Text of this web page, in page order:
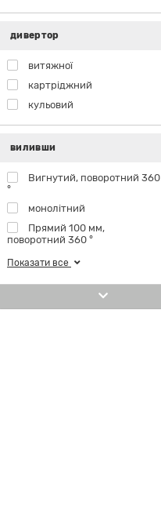
дивертор
витяжної
картріджний
кульовий
виливши
Вигнутий, поворотний 360
°
монолітний
Прямий 100 мм,
поворотний 360 °
Показати все